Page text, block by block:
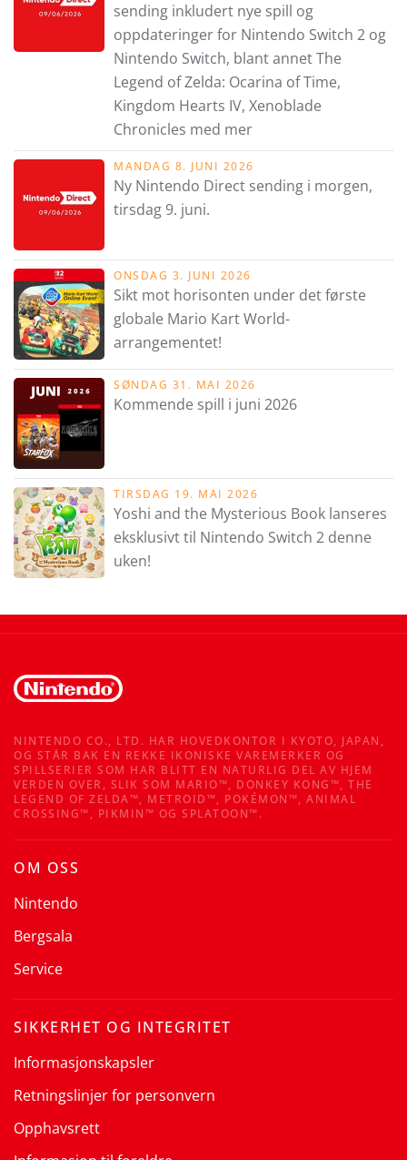
sending inkludert nye spill og
oppdateringer for Nintendo Switch 2 og
Nintendo Switch, blant annet The
Legend of Zelda: Ocarina of Time,
Kingdom Hearts IV, Xenoblade
Chronicles med mer
MANDAG 8. JUNI 2026
Ny Nintendo Direct sending i morgen,
tirsdag 9. juni.
ONSDAG 3. JUNI 2026
Sikt mot horisonten under det første
globale Mario Kart World-
arrangementet!
SØNDAG 31. MAI 2026
Kommende spill i juni 2026
TIRSDAG 19. MAI 2026
Yoshi and the Mysterious Book lanseres
eksklusivt til Nintendo Switch 2 denne
uken!
NINTENDO CO., LTD. HAR HOVEDKONTOR I KYOTO, JAPAN,
OG STÅR BAK EN REKKE IKONISKE VAREMERKER OG
SPILLSERIER SOM HAR BLITT EN NATURLIG DEL AV HJEM
VERDEN OVER, SLIK SOM MARIO™, DONKEY KONG™, THE
LEGEND OF ZELDA™, METROID™, POKÉMON™, ANIMAL
CROSSING™, PIKMIN™ OG SPLATOON™.
OM OSS
Nintendo
Bergsala
Service
SIKKERHET OG INTEGRITET
Informasjonskapsler
Retningslinjer for personvern
Opphavsrett